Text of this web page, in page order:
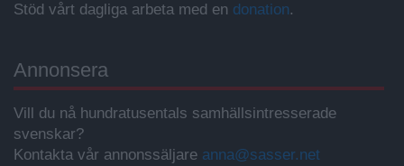
Stöd vårt dagliga arbeta med en donation.
Annonsera
Vill du nå hundratusentals samhällsintresserade
svenskar?
Kontakta vår annonssäljare anna@sasser.net